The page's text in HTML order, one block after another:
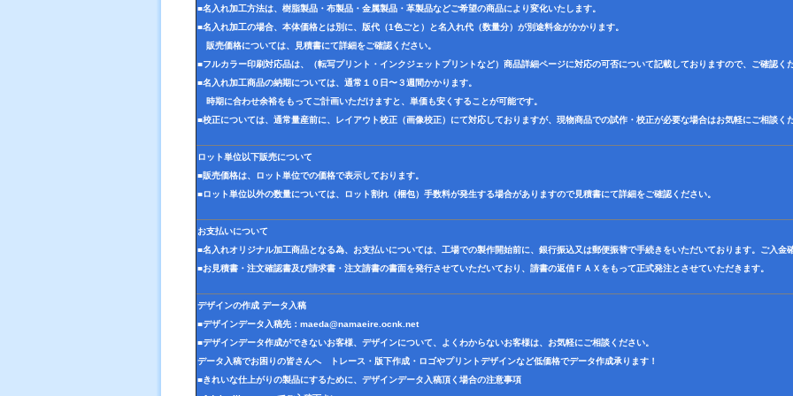
■名入れ加工方法は、樹脂製品・布製品・金属製品・革製品などご希望の商品により変化いたします。
■名入れ加工の場合、本体価格とは別に、版代（1色ごと）と名入れ代（数量分）が別途料金がかかります。
販売価格については、見積書にて詳細をご確認ください。
■フルカラー印刷対応品は、（転写プリント・インクジェットプリントなど）商品詳細ページに対応の可否について記載しておりますので、ご確認く
■名入れ加工商品の納期については、通常１０日〜３週間かかります。
時期に合わせ余裕をもってご計画いただけますと、単価も安くすることが可能です。
■校正については、通常量産前に、レイアウト校正（画像校正）にて対応しておりますが、現物商品での試作・校正が必要な場合はお気軽にご相談く
ロット単位以下販売について
■販売価格は、ロット単位での価格で表示しております。
■ロット単位以外の数量については、ロット割れ（梱包）手数料が発生する場合がありますので見積書にて詳細をご確認ください。
お支払いについて
■名入れオリジナル加工商品となる為、お支払いについては、工場での製作開始前に、銀行振込又は郵便振替で手続きをいただいております。ご入金
■お見積書・注文確認書及び請求書・注文請書の書面を発行させていただいており、請書の返信ＦＡＸをもって正式発注とさせていただきます。
デザインの作成 データ入稿
■デザインデータ入稿先： maeda@namaeire.ocnk.net
■デザインデータ作成ができないお客様、デザインについて、よくわからないお客様は、お気軽にご相談ください。
データ入稿でお困りの皆さんへ トレース・版下作成・ロゴやプリントデザインなど低価格でデータ作成承ります！
■きれいな仕上がりの製品にするために、デザインデータ入稿頂く場合の注意事項